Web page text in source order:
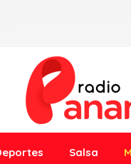
Salsa